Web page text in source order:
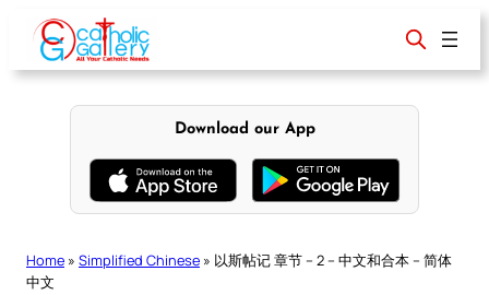
content
Download our App
Home » Simplified Chinese » 以斯帖记 章节 – 2 – 中文和合本 – 简体
中文